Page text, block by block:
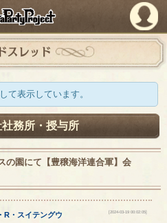
PandoraPartyProject
スレッド
て表示しています。
務所・授与所
の園にて【豊穣海洋連合軍】会
・R ・ スイテングウ
[2024-03-19 00:02:05]